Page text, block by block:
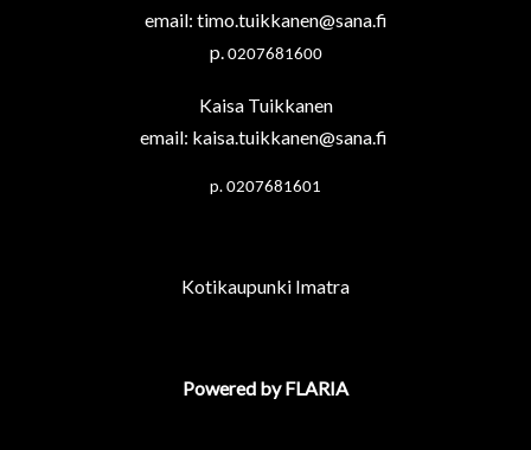
email: timo.tuikkanen@sana.fi
p. 0207681600
Kaisa Tuikkanen
email: kaisa.tuikkanen@sana.fi
p. 0207681601
Kotikaupunki Imatra
Powered by FLARIA